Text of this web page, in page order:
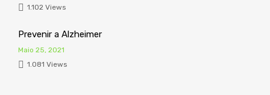
1.102 Views
Prevenir a Alzheimer
Maio 25, 2021
1.081 Views